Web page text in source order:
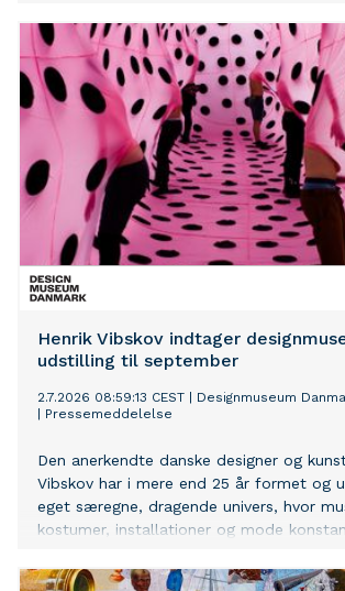
langsigtet retning for udviklingen af
kulturliv.
Henrik Vibskov indtager
udstilling til september
2.7.2026 08:59:13 CEST
Designmuseum
Pressemeddelelse
Den anerkendte danske designer og
Vibskov har i mere end 25 år formet og
eget særegne, dragende univers, hvor
kostumer, installationer og mode
undersøgende måder. Til september